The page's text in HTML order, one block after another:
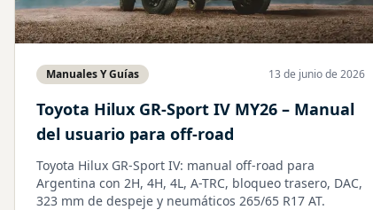
Manuales Y Guías 13 de junio de 2026
Toyota Hilux GR-Sport IV MY26 – Manual
del usuario para off-road
Toyota Hilux GR-Sport IV: manual off-road para
Argentina con 2H, 4H, 4L, A-TRC, bloqueo trasero, DAC,
323 mm de despeje y neumáticos 265/65 R17 AT.